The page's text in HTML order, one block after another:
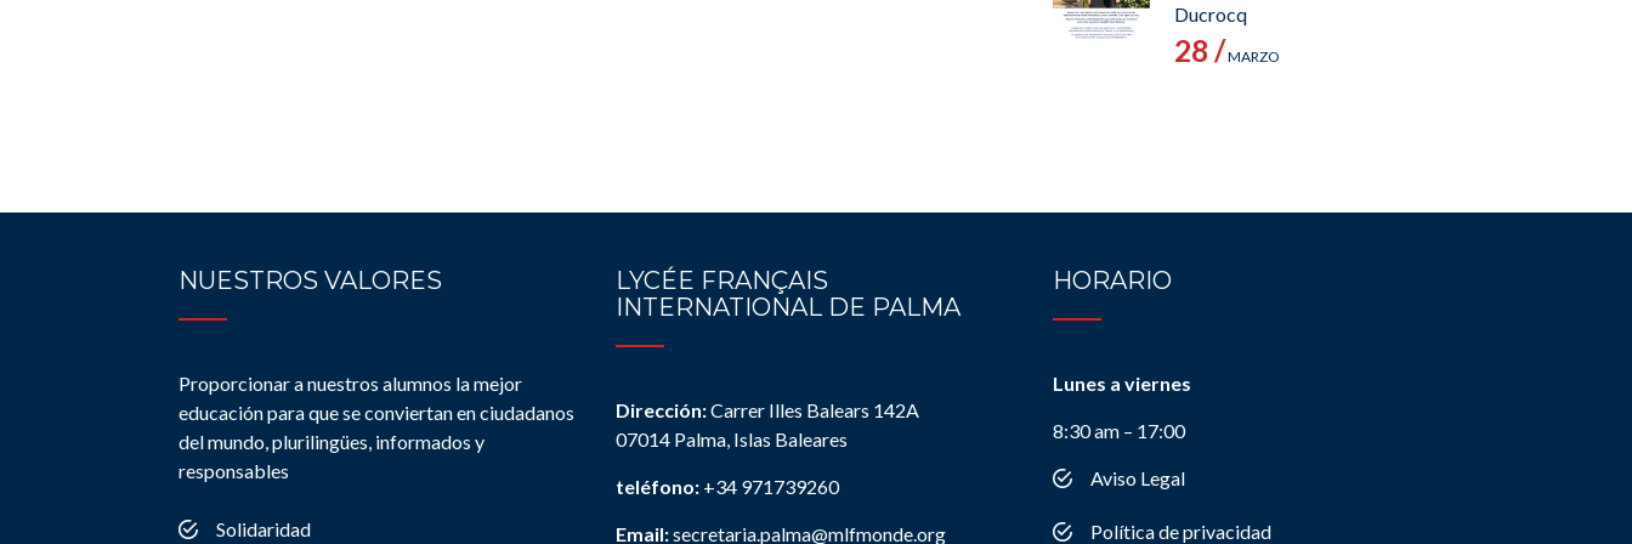
Ducrocq
28 /MARZO
NUESTROS VALORES
Proporcionar a nuestros alumnos la mejor
educación para que se conviertan en ciudadanos
del mundo, plurilingües, informados y
responsables
Solidaridad
LYCÉE FRANÇAIS
INTERNATIONAL DE PALMA
Dirección:Carrer Illes Balears 142A
07014 Palma, Islas Baleares
teléfono: +34 971739260
Email:secretaria.palma@mlfmonde.org
HORARIO
Lunes a viernes
8:30 am – 17:00
Aviso Legal
Política de privacidad